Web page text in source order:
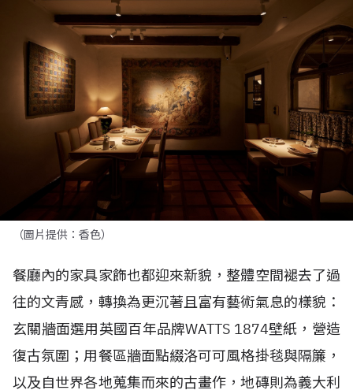
（圖片提供：香色）
餐廳內的家具家飾也都迎來新貌，整體空間褪去了過
往的文青感，轉換為更沉著且富有藝術氣息的樣貌：
玄關牆面選用英國百年品牌WATTS 1874壁紙，營造
復古氛圍；用餐區牆面點綴洛可可風格掛毯與隔簾，
以及自世界各地蒐集而來的古畫作，地磚則為義大利